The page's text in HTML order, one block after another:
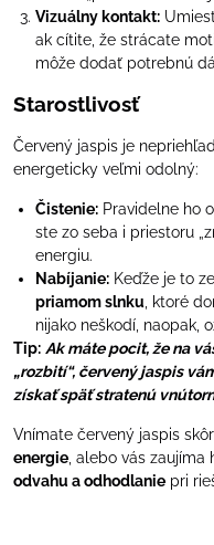
Vizuálny kontakt:
ak cítite, že strácate
môže dodať potrebnú
Starostlivosť
Červený jaspis je
energeticky veľmi odolný:
Čistenie: Pravidelne ho
ste zo seba i priestoru
energiu.
Nabíjanie: Keďže je to
priamom slnku , ktoré
nijako neškodí, naopak,
Tip: Ak máte pocit, že na
„rozbití“, červený jaspis
získať späť stratenú
Vnímate červený jaspis
energie , alebo vás
odvahu a odhodlanie pri